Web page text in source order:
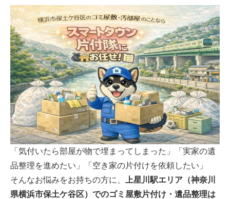
「気付いたら部屋が物で埋まってしまった」「実家の遺
品整理を進めたい」「空き家の片付けを依頼したい」
そんなお悩みをお持ちの方に、
上星川駅エリア（神奈川
県横浜市保土ケ谷区）でのゴミ屋敷片付け・遺品整理は